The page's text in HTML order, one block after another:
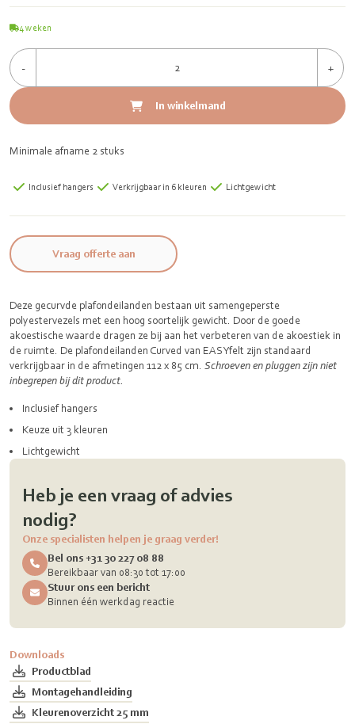
4weken
- +
In winkelmand
Minimale afname 2 stuks
Inclusief hangers Verkrijgbaar in 6 kleuren Lichtgewicht
Vraag offerte aan
Deze gecurvde plafondeilanden bestaan uit samengeperste
polyestervezels met een hoog soortelijk gewicht. Door de goede
akoestische waarde dragen ze bij aan het verbeteren van de akoestiek in
de ruimte. De plafondeilanden Curved van EASYfelt zijn standaard
verkrijgbaar in de afmetingen 112 x 85 cm. Schroeven en pluggen zijn niet
inbegrepen bij dit product.
Inclusief hangers
Keuze uit 3 kleuren
Lichtgewicht
Heb je een vraag of advies
nodig?
Onze specialisten helpen je graag verder!
Bel ons +31 30 227 08 88
Bereikbaar van 08:30 tot 17:00
Stuur ons een bericht
Binnen één werkdag reactie
Downloads
Productblad
Montagehandleiding
Kleurenoverzicht 25 mm